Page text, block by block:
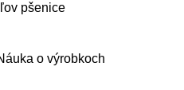
pšenice
o výrobkoch